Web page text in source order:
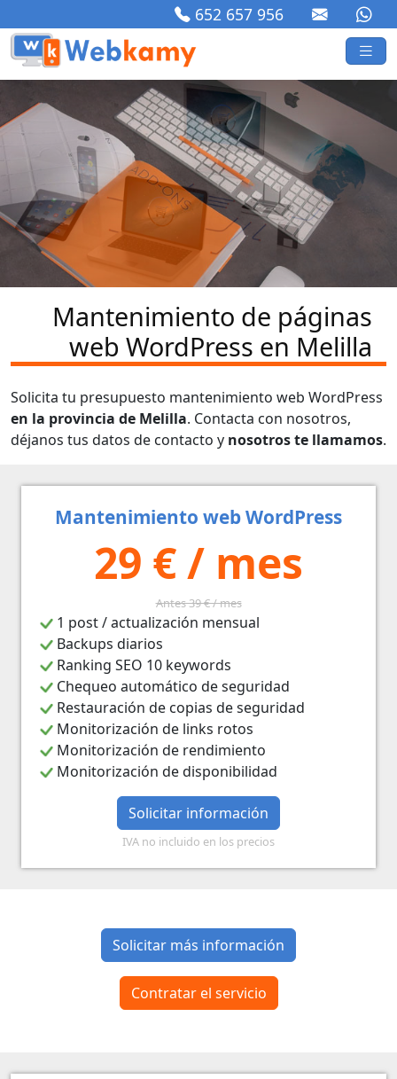
652 657 956
Mantenimiento de páginas
web WordPress en Melilla
Solicita tu presupuesto mantenimiento web WordPress
en la provincia de Melilla. Contacta con nosotros,
déjanos tus datos de contacto y nosotros te llamamos.
Mantenimiento web WordPress
29 € / mes
Antes 39 € / mes
1 post / actualización mensual
Backups diarios
Ranking SEO 10 keywords
Chequeo automático de seguridad
Restauración de copias de seguridad
Monitorización de links rotos
Monitorización de rendimiento
Monitorización de disponibilidad
Solicitar información
IVA no incluido en los precios
Solicitar más información
Contratar el servicio